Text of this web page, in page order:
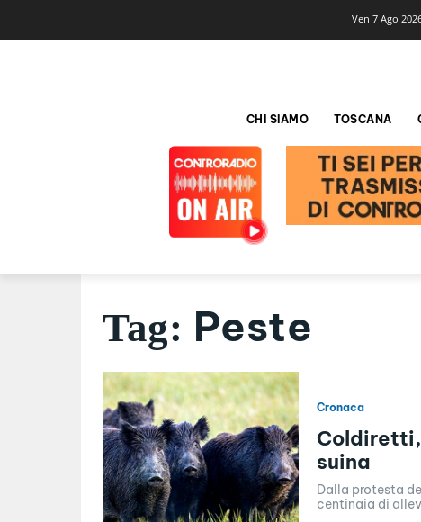
Ven 7 Ago
CHI SIAMO TOSCANA
Tag: Peste
Cronaca
suina
Dalla protesta
centinaia di